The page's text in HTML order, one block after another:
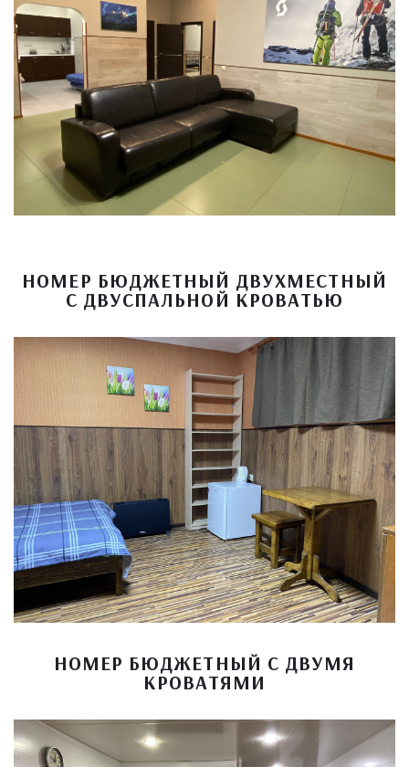
НОМЕР БЮДЖЕТНЫЙ ДВУХМЕСТНЫЙ
С ДВУСПАЛЬНОЙ КРОВАТЬЮ
НОМЕР БЮДЖЕТНЫЙ С ДВУМЯ
КРОВАТЯМИ